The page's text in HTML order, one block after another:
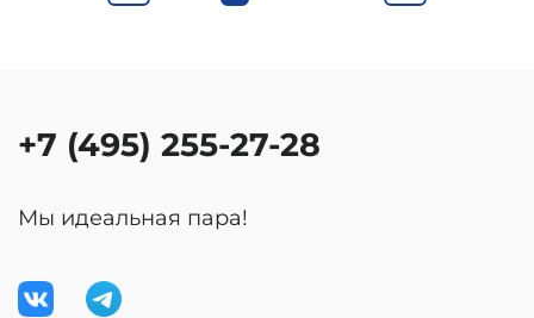
+7 (495) 255-27-28
Мы идеальная пара!